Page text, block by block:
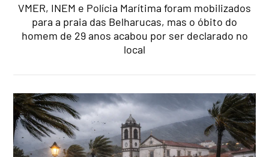
VMER, INEM e Polícia Marítima foram mobilizados
para a praia das Belharucas, mas o óbito do
homem de 29 anos acabou por ser declarado no
local